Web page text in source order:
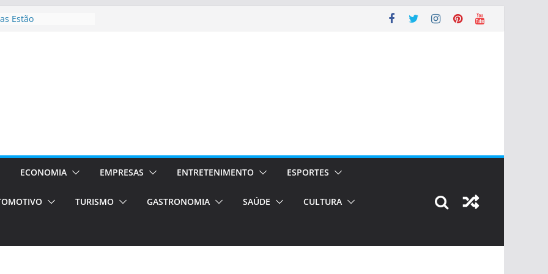
Estão
em Porto
de transfer,
de alto padrão
bolsas –
para o segundo
únicas e
de volta!
ECONOMIA EMPRESAS ENTRETENIMENTO ESPORTES
TURISMO GASTRONOMIA SAÚDE CULTURA